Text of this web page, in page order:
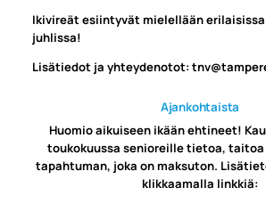
Ikivireät esiintyvät mielellään
juhlissa!
Lisätiedot ja yhteydenotot:
Ajankohtaista
Huomio aikuiseen ikään ehtineet!
toukokuussa senioreille tietoa,
tapahtuman, joka on maksuton.
klikkaamalla linkkiä: